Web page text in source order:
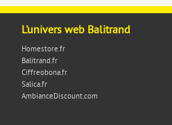
L'univers web Balitrand
Homestore.fr
Balitrand.fr
Ciffreobona.fr
Salica.fr
AmbianceDiscount.com